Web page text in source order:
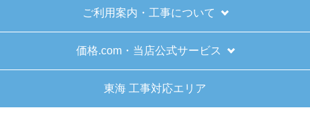
ご利用案内・工事について
価格.com・当店公式サービス
東海 工事対応エリア